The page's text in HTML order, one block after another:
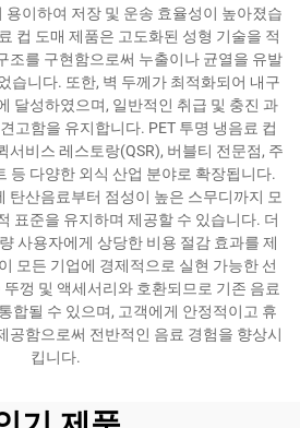
이하여 저장 및 운송 효율성이 높아졌습
컵 도매 제품은 고도화된 성형 기술을 적
조를 구현함으로써 누출이나 균열을 유발
습니다. 또한, 벽 두께가 최적화되어 내구
달성하였으며, 일반적인 취급 및 충진 과
고함을 유지합니다. PET 투명 냉음료 컵
서비스 레스토랑(QSR), 버블티 전문점, 주
등 다양한 외식 산업 분야로 확장됩니다.
탄산음료부터 점성이 높은 스무디까지 모
표준을 유지하며 제공할 수 있습니다. 더
사용자에게 상당한 비용 절감 효과를 제
모든 기업에 경제적으로 실현 가능한 선
껑 및 액세서리와 호환되므로 기존 음료
합될 수 있으며, 고객에게 안정적이고 휴
공함으로써 전반적인 음료 경험을 향상시
킵니다.